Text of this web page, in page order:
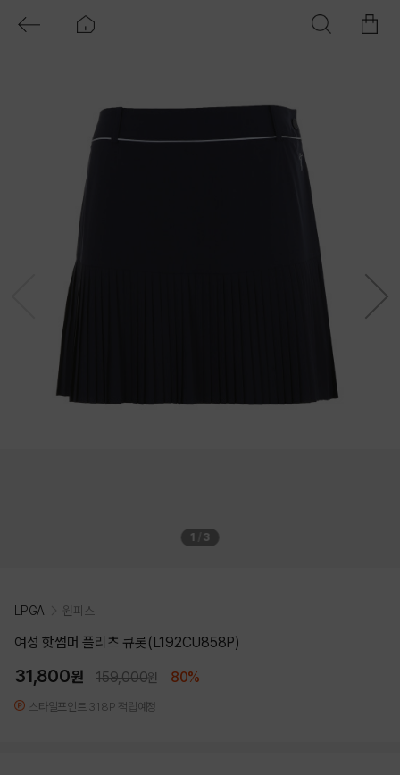
1 3
LPGA 원피스
여성 핫썸머 플리츠 큐롯(L192CU858P)
31,800원 159,000원 80%
스타일포인트 318P 적립예정